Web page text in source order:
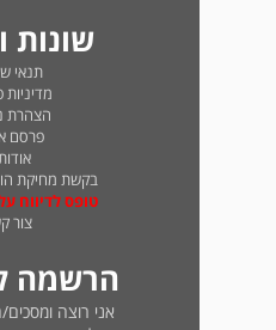
שונות
תנאי
מדיניות
הצהרת
פרסם
בקשת מחיקת
טופס לדיווח
צור
הרשמה
אני רוצה